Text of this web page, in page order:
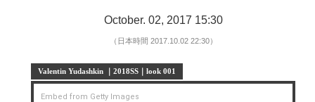
October. 02, 2017 15:30
（日本時間 2017.10.02 22:30）
Valentin Yudashkin ｜2018SS｜look 001
Embed from Getty Images